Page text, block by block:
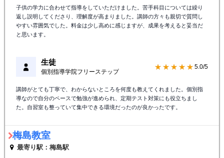
子供の学力に合わせて指導をしていただけました。苦手科目については繰り
返し説明してくださり、理解度が高まりました。講師の方々も親切で質問し
やすい雰囲気でした。料金は少し高めに感じますが、成果を考えると妥当だ
と思います。
生徒
個別指導学院フリーステップ
★★★★★ 5.0/5
講師がとても丁寧で、わからないところを何度も教えてくれました。個別指
導なので自分のペースで勉強が進められ、定期テスト対策にも役立ちまし
た。自習室も整っていて集中できる環境だったのが良かったです。
梅島教室
最寄り駅：梅島駅